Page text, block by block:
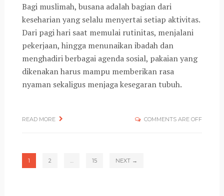
Bagi muslimah, busana adalah bagian dari
keseharian yang selalu menyertai setiap aktivitas.
Dari pagi hari saat memulai rutinitas, menjalani
pekerjaan, hingga menunaikan ibadah dan
menghadiri berbagai agenda sosial, pakaian yang
dikenakan harus mampu memberikan rasa
nyaman sekaligus menjaga kesegaran tubuh.
READ MORE COMMENTS ARE OFF
1 2 … 15 NEXT →